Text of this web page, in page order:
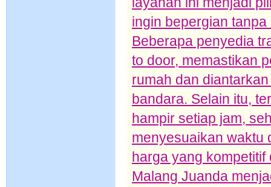
ingin bepergian
Beberapa penyedia
to door, memastikan
rumah dan
bandara. Selain itu,
hampir setiap jam,
menyesuaikan waktu
harga yang
Malang Juanda